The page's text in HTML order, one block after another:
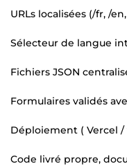
URLs localisées (/fr, /
Sélecteur de langue
Fichiers JSON
Formulaires validés
Déploiement ( Vercel /
Code livré propre,